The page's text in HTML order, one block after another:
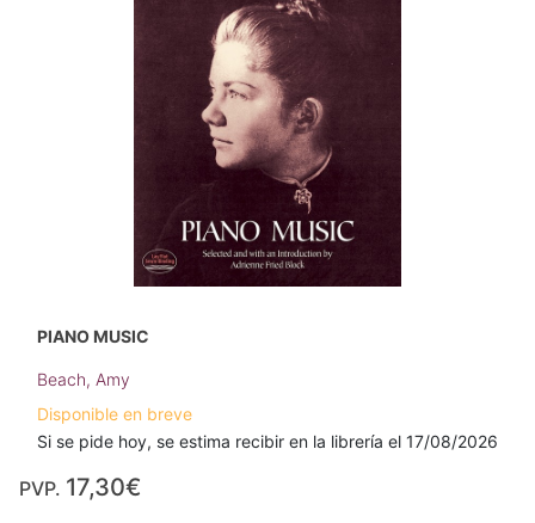
PIANO MUSIC
Beach, Amy
Disponible en breve
Si se pide hoy, se estima recibir en la librería el 17/08/2026
PVP. 17,30€